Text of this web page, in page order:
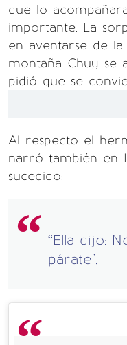
que lo
importante. La
en aventarse de
montaña Chuy se
pidió que se
Al respecto el
narró también en
sucedido:
“Ella dijo:
párate".